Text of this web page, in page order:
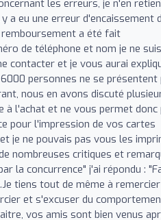
les erreurs, je n'en
a eu une erreur d'encaissement
a été fait
de téléphone et nom je ne
contacter et je vous aurai
personnes ne se présentent
nous en avons discuté
à l'achat et ne vous permet donc
pour l'impression de vos cartes
je ne pouvais pas vous les
nombreuses critiques et
la concurrence" j'ai répondu :
tiens tout de même à
et s'excuser du
vos amis sont bien venus